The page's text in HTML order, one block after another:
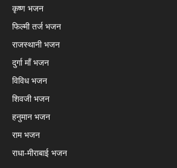
कृष्ण भजन
फिल्मी तर्ज भजन
राजस्थानी भजन
दुर्गा माँ भजन
विविध भजन
शिवजी भजन
हनुमान भजन
राम भजन
राधा-मीराबाई भजन